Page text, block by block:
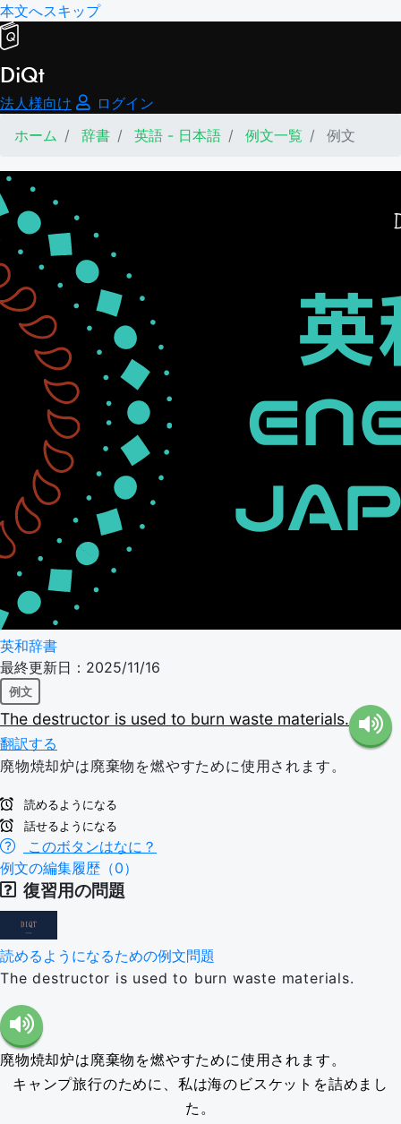
本文へスキップ
DiQt
法人様向け
ログイン
ホーム
辞書 英語 - 日本語 例文一覧 例文
英和辞書
最終更新日：2025/11/16
例文
The destructor is used to burn waste materials.
翻訳する
廃物焼却炉は廃棄物を燃やすために使用されます。
読めるようになる
話せるようになる
このボタンはなに？
例文の編集履歴（0）
復習用の問題
読めるようになるための例文問題
The destructor is used to burn waste materials.
廃物焼却炉は廃棄物を燃やすために使用されます。
キャンプ旅行のために、私は海のビスケットを詰めまし
た。